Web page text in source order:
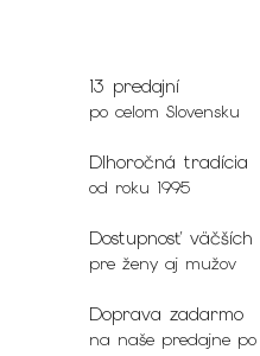
13 predajní
po celom Slovensku
Dlhoročná tradícia
od roku 1995
Dostupnosť väčších
pre ženy aj mužov
Doprava zadarmo
na naše predajne po